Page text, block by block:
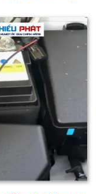
nghiệp và đảm bảo
thông không bị gián